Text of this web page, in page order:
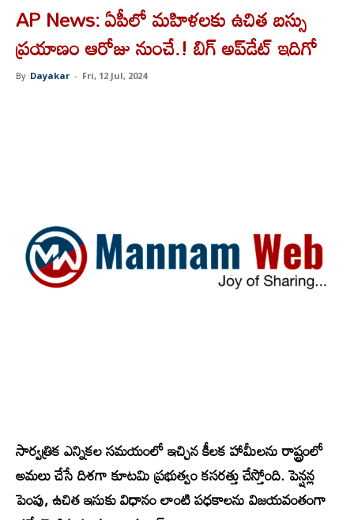
AP News: ఏపీలో మహిళలకు ఉచిత బస్సు
ప్రయాణం ఆరోజు నుంచే.! బిగ్ అప్‌డేట్ ఇదిగో
By Dayakar - Fri, 12 Jul, 2024
సార్వత్రిక ఎన్నికల సమయంలో ఇచ్చిన కీలక హామీలను రాష్ట్రంలో
అమలు చేసే దిశగా కూటమి ప్రభుత్వం కసరత్తు చేస్తోంది. పెన్షన్ల
పెంపు, ఉచిత ఇసుకు విధానం లాంటి పధకాలను విజయవంతంగా